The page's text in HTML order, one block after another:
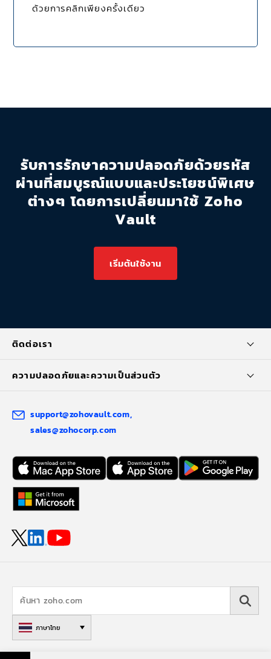
ด้วยการคลิกเพียงครั้งเดียว
รับการรักษาความปลอดภัยด้วยรหัส
ผ่านที่สมบูรณ์แบบและประโยชน์พิเศษ
ต่างๆ โดยการเปลี่ยนมาใช้ Zoho
Vault
เริ่มต้นใช้งาน
ติดต่อเรา
ความปลอดภัยและความเป็นส่วนตัว
support@zohovault.com
sales@zohocorp.com
ภาษาไทย